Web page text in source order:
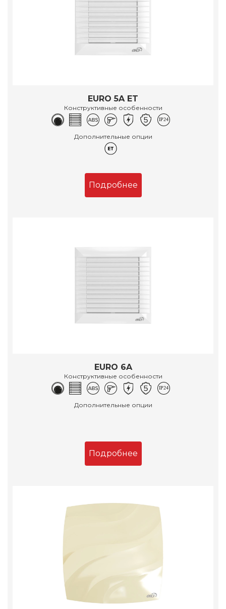
EURO 5A ET
Конструктивные особенности
Дополнительные опции
Подробнее
EURO 6A
Конструктивные особенности
Дополнительные опции
Подробнее